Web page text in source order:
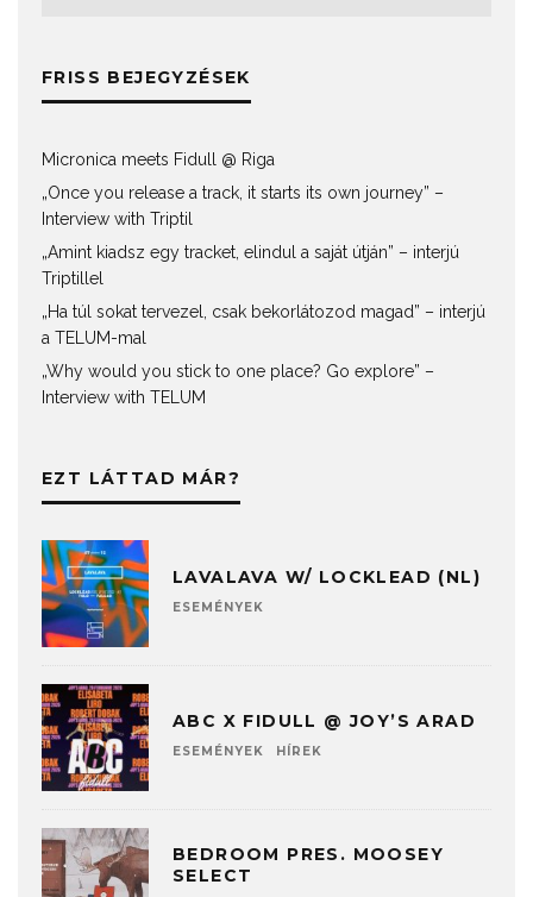
FRISS BEJEGYZÉSEK
Micronica meets Fidull @ Riga
„Once you release a track, it starts its own journey” –
Interview with Triptil
„Amint kiadsz egy tracket, elindul a saját útján” – interjú
Triptillel
„Ha túl sokat tervezel, csak bekorlátozod magad” – interjú
a TELUM-mal
„Why would you stick to one place? Go explore” –
Interview with TELUM
EZT LÁTTAD MÁR?
LAVALAVA W/ LOCKLEAD (NL)
ESEMÉNYEK
ABC X FIDULL @ JOY’S ARAD
ESEMÉNYEK HÍREK
BEDROOM PRES. MOOSEY
SELECT